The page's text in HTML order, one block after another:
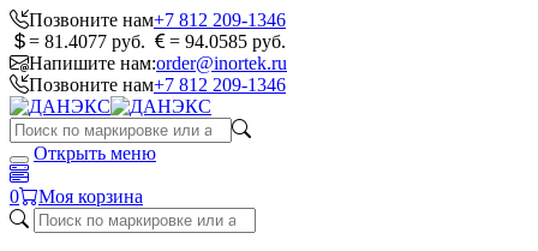
Позвоните нам+7 812 209-1346
= 81.4077 руб.
= 94.0585 руб.
Напишите нам:order@inortek.ru
Позвоните нам+7 812 209-1346
Открыть меню
0 Моя корзина